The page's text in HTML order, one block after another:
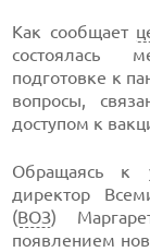
Как сообщает
состоялась
подготовке к
вопросы,
доступом к
Обращаясь к
директор
(ВОЗ)
появлением